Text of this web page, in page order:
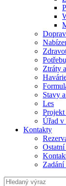
Ztráty
Stavy
Les
Úřad v
Kontakty